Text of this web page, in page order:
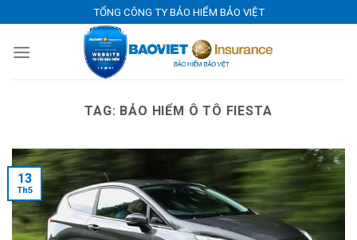
to
content
TỔNG CÔNG TY BẢO HIỂM BẢO VIỆT
TAG: BẢO HIỂM Ô TÔ FIESTA
13
Th5